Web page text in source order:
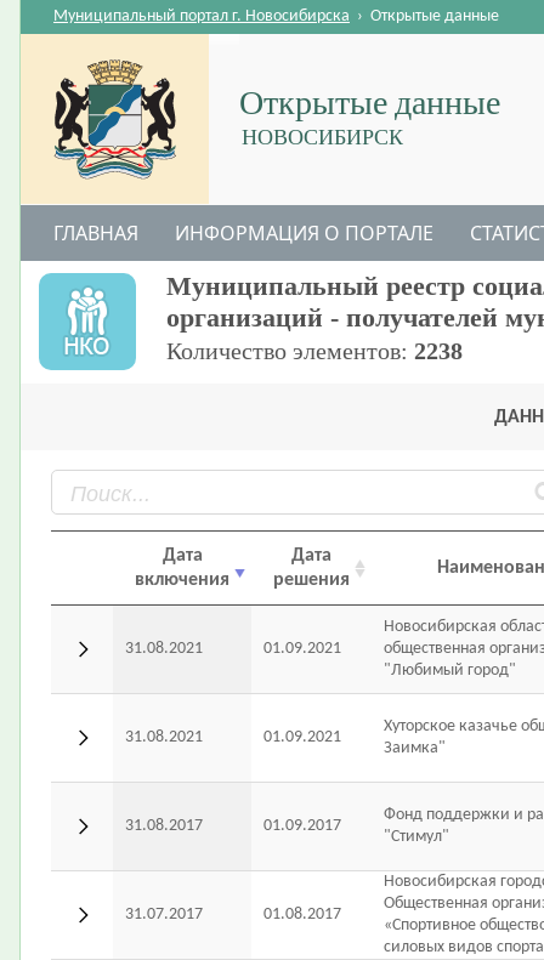
Открытые данные
НОВОСИБИРСК
Муниципальный портал г. Новосибирска › Открытые данные
ГЛАВНАЯ ИНФОРМАЦИЯ О ПОРТАЛЕ
Муниципальный реестр
организаций - получателей
Количество элементов: 2238
Дата
включения
Дата
решения
31.08.2021 01.09.2021
Новосибирская
общественная
"Любимый город"
31.08.2021 01.09.2021
Хуторское казачье
Заимка"
31.08.2017 01.09.2017
Фонд поддержки и
"Стимул"
31.07.2017 01.08.2017
Новосибирская
Общественная
«Спортивное
силовых видов